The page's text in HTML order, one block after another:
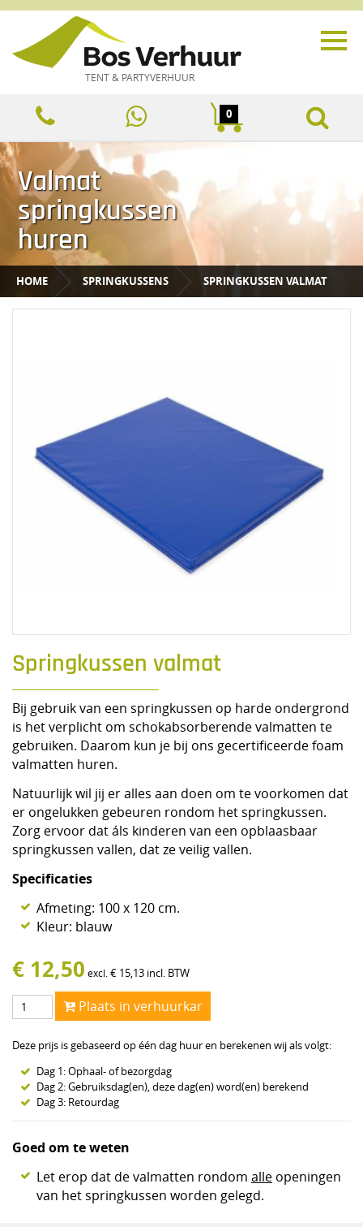
TENT & PARTYVERHUUR
0
Valmat
springkussen
huren
HOME SPRINGKUSSENS SPRINGKUSSEN VALMAT
Springkussen valmat
Bij gebruik van een springkussen op harde ondergrond
is het verplicht om schokabsorberende valmatten te
gebruiken. Daarom kun je bij ons gecertificeerde foam
valmatten huren.
Natuurlijk wil jij er alles aan doen om te voorkomen dat
er ongelukken gebeuren rondom het springkussen.
Zorg ervoor dat áls kinderen van een opblaasbaar
springkussen vallen, dat ze veilig vallen.
Specificaties
Afmeting: 100 x 120 cm.
Kleur: blauw
€ 12,50 excl. € 15,13 incl. BTW
Plaats in verhuurkar
Deze prijs is gebaseerd op één dag huur en berekenen wij als volgt:
Dag 1: Ophaal- of bezorgdag
Dag 2: Gebruiksdag(en), deze dag(en) word(en) berekend
Dag 3: Retourdag
Goed om te weten
Let erop dat de valmatten rondom alleopeningen
van het springkussen worden gelegd.